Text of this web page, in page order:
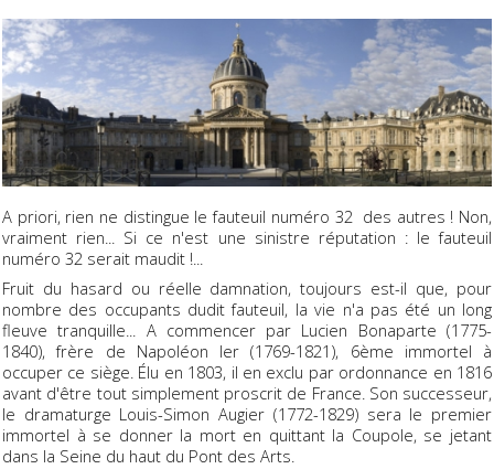
A priori, rien ne distingue le fauteuil numéro 32 des autres ! Non,
vraiment rien... Si ce n'est une sinistre réputation : le fauteuil
numéro 32 serait maudit !...
Fruit du hasard ou réelle damnation, toujours est-il que, pour
nombre des occupants dudit fauteuil, la vie n'a pas été un long
fleuve tranquille... A commencer par Lucien Bonaparte (1775-
1840), frère de Napoléon Ier (1769-1821), 6ème immortel à
occuper ce siège. Élu en 1803, il en exclu par ordonnance en 1816
avant d'être tout simplement proscrit de France. Son successeur,
le dramaturge Louis-Simon Augier (1772-1829) sera le premier
immortel à se donner la mort en quittant la Coupole, se jetant
dans la Seine du haut du Pont des Arts.